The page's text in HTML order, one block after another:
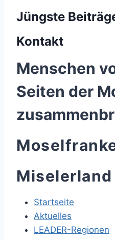
Jüngste
Kontakt
Menschen
Seiten der
Miselerland
Startseite
Aktuelles
LEADER-Regionen